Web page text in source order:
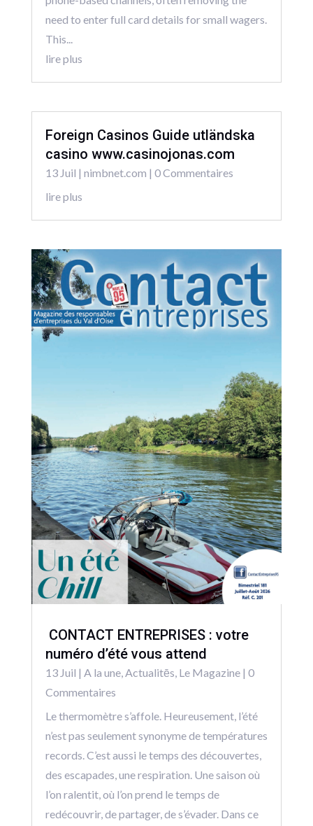
need to enter full card details for small wagers.
This...
lire plus
Foreign Casinos Guide utländska
casino www.casinojonas.com
13 Juil | nimbnet.com | 0 Commentaires
lire plus
CONTACT ENTREPRISES : votre
numéro d’été vous attend
13 Juil | A la une,Actualitēs, Le Magazine| 0
Commentaires
Le thermomètre s’affole. Heureusement, l’été
n’est pas seulement synonyme de températures
records. C’est aussi le temps des découvertes,
des escapades, une respiration. Une saison où
l’on ralentit, où l’on prend le temps de
redécouvrir, de partager, de s’évader. Dans ce